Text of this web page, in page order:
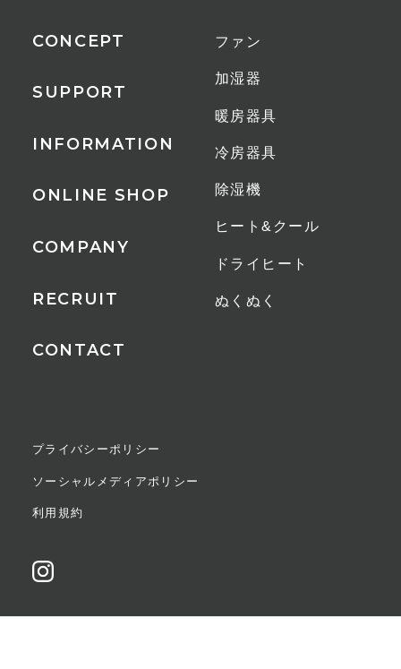
LEDディスプレイ
メモリー機能
お手入れかんたんガード分解
1時間あたりの電気代
1年間
4589557514179
CONCEPT
SUPPORT
INFORMATION
ファン
加湿器
暖房器具
冷房器具
除湿機
ヒート&クール
ドライヒート
ぬくぬく
ONLINE SHOP
COMPANY
RECRUIT
CONTACT
プライバシーポリシー
ソーシャルメディアポリシー
利用規約